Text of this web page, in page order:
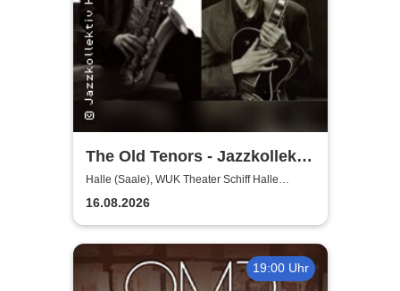
The Old Tenors - Jazzkollektiv
Sommerkollektion
Halle (Saale), WUK Theater Schiff Halle
(Saale)
16.08.2026
19:00 Uhr